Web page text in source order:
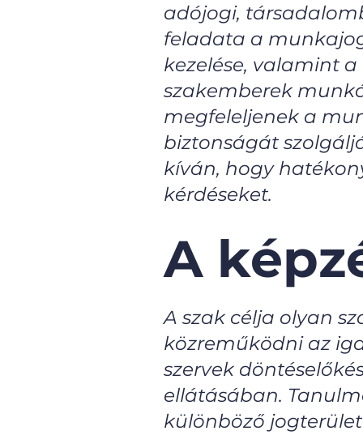
A
A szak célja olyan
közreműködni az
szervek
ellátásában.
különböző
adójogi,
feladata a
kezelése, valamint
szakemberek
megfeleljenek a
biztonságát
kíván, hogy
kérdéseket.